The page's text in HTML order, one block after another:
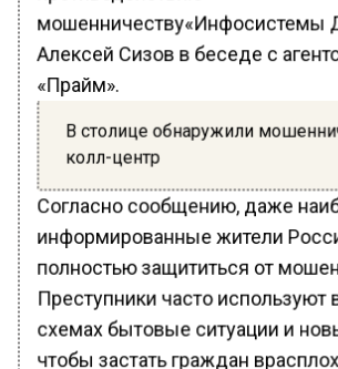
мошенничеству«Инфосистемы
Алексей Сизов в беседе с
«Прайм».
В столице обнаружили
колл-центр
Согласно сообщению, даже
информированные жители
полностью защититься от
Преступники часто используют
схемах бытовые ситуации и
чтобы застать граждан